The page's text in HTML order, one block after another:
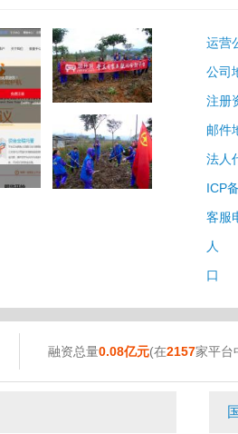
运营
公司
注册
邮件
法人
ICP
客服
人
口
融资总量0.08亿元(在2157家平台